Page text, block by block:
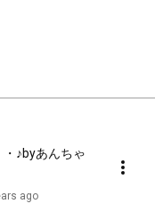
♪byあんちゃ
ago